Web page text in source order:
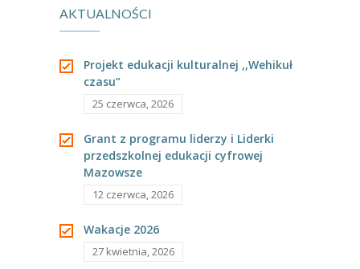
AKTUALNOŚCI
Projekt edukacji kulturalnej ,,Wehikuł
czasu”
25 czerwca, 2026
Grant z programu liderzy i Liderki
przedszkolnej edukacji cyfrowej
Mazowsze
12 czerwca, 2026
Wakacje 2026
27 kwietnia, 2026